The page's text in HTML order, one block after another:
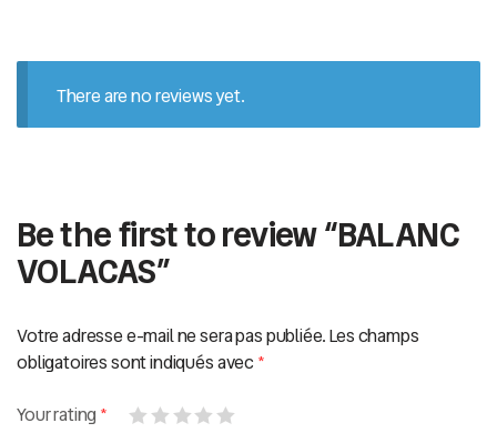
There are no reviews yet.
Be the first to review “BALANC
VOLACAS”
Votre adresse e-mail ne sera pas publiée.Les champs
obligatoires sont indiqués avec *
Your rating *